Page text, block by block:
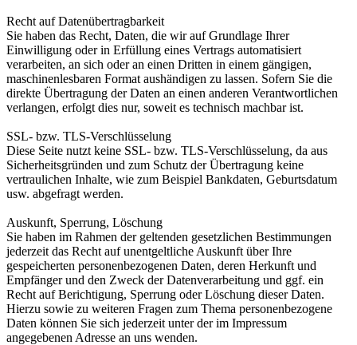
Recht auf Datenübertragbarkeit
Sie haben das Recht, Daten, die wir auf Grundlage Ihrer
Einwilligung oder in Erfüllung eines Vertrags automatisiert
verarbeiten, an sich oder an einen Dritten in einem gängigen,
maschinenlesbaren Format aushändigen zu lassen. Sofern Sie die
direkte Übertragung der Daten an einen anderen Verantwortlichen
verlangen, erfolgt dies nur, soweit es technisch machbar ist.
SSL- bzw. TLS-Verschlüsselung
Diese Seite nutzt keine SSL- bzw. TLS-Verschlüsselung, da aus
Sicherheitsgründen und zum Schutz der Übertragung keine
vertraulichen Inhalte, wie zum Beispiel Bankdaten, Geburtsdatum
usw. abgefragt werden.
Auskunft, Sperrung, Löschung
Sie haben im Rahmen der geltenden gesetzlichen Bestimmungen
jederzeit das Recht auf unentgeltliche Auskunft über Ihre
gespeicherten personenbezogenen Daten, deren Herkunft und
Empfänger und den Zweck der Datenverarbeitung und ggf. ein
Recht auf Berichtigung, Sperrung oder Löschung dieser Daten.
Hierzu sowie zu weiteren Fragen zum Thema personenbezogene
Daten können Sie sich jederzeit unter der im Impressum
angegebenen Adresse an uns wenden.